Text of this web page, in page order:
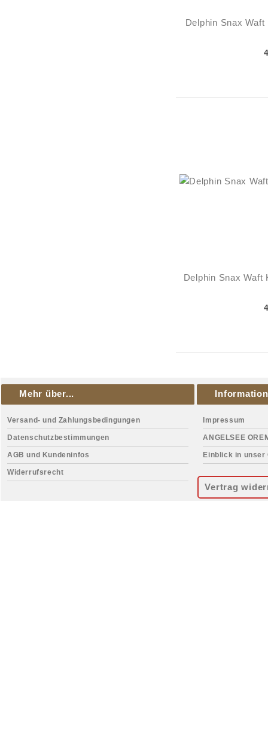
Delphin Snax
Delphin Snax Waft
Mehr über...
Versand- und Zahlungsbedingungen
Datenschutzbestimmungen
AGB und Kundeninfos
Widerrufsrecht
Impressum
ANGELSEE
Einblick in unser
Vertrag